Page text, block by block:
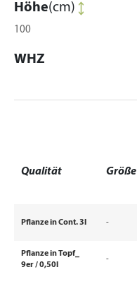
Höhe(cm)
100
WHZ
Qualität Größe
Pflanze in Cont. 3l -
Pflanze in Topf_
9er / 0,50l
-